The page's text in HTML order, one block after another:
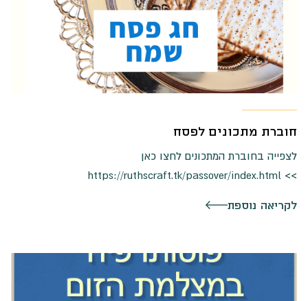
חוברת מתכונים לפסח
לצפייה בחוברת המתכונים לחצו כאן
>> https://ruthscraft.tk/passover/index.html
לקריאה נוספת